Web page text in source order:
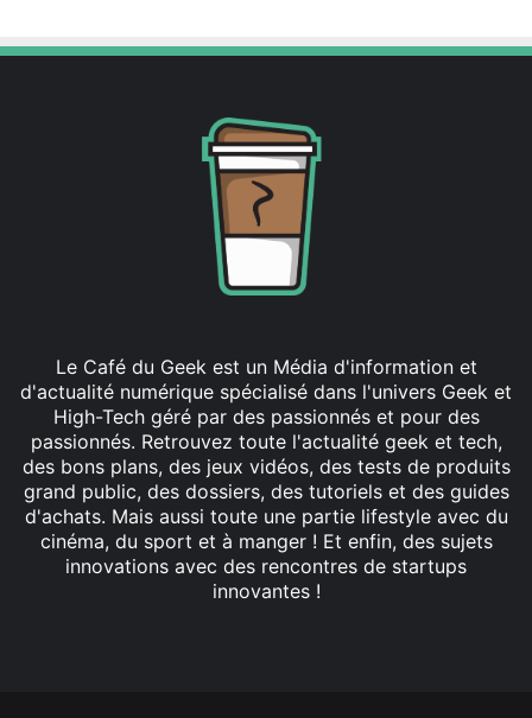
Le Café du Geek est un Média d'information et
d'actualité numérique spécialisé dans l'univers Geek et
High-Tech géré par des passionnés et pour des
passionnés. Retrouvez toute l'actualité geek et tech,
des bons plans, des jeux vidéos, des tests de produits
grand public, des dossiers, des tutoriels et des guides
d'achats. Mais aussi toute une partie lifestyle avec du
cinéma, du sport et à manger ! Et enfin, des sujets
innovations avec des rencontres de startups
innovantes !